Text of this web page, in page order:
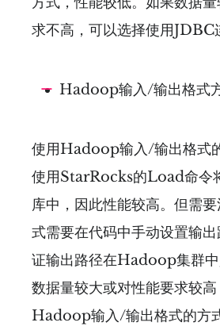
求不高，可以选择使用JDBC
Hadoop输入/输出格式
使用Hadoop输入/输出格式
使用StarRocks的Load命令
库中，因此性能较高。但需
式需要在代码中手动设置输
证输出路径在Hadoop集群
数据量较大或对性能要求较
Hadoop输入/输出格式的方式